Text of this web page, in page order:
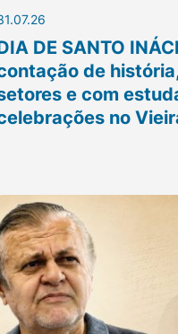
DE SANTO
de
e com
no